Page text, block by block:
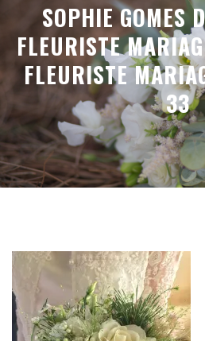
SOPHIE GOMES
FLEURISTE
FLEURISTE
33